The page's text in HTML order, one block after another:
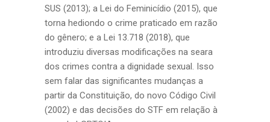
SUS (2013); a Lei do Feminicídio (2015), que
torna hediondo o crime praticado em razão
do gênero; e a Lei 13.718 (2018), que
introduziu diversas modificações na seara
dos crimes contra a dignidade sexual. Isso
sem falar das significantes mudanças a
partir da Constituição, do novo Código Civil
(2002) e das decisões do STF em relação à